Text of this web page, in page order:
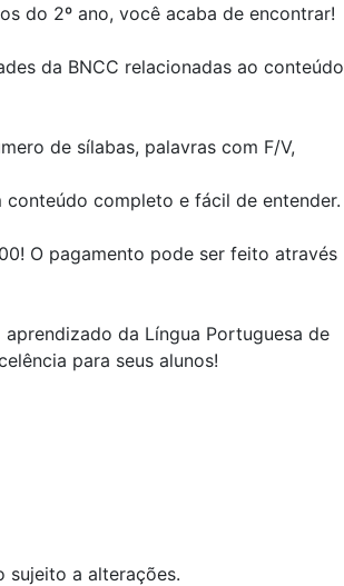
do 2º ano, você acaba de encontrar!
da BNCC relacionadas ao conteúdo
de sílabas, palavras com F/V,
completo e fácil de entender.
O pagamento pode ser feito através
da Língua Portuguesa de
para seus alunos!
sujeito a alterações.